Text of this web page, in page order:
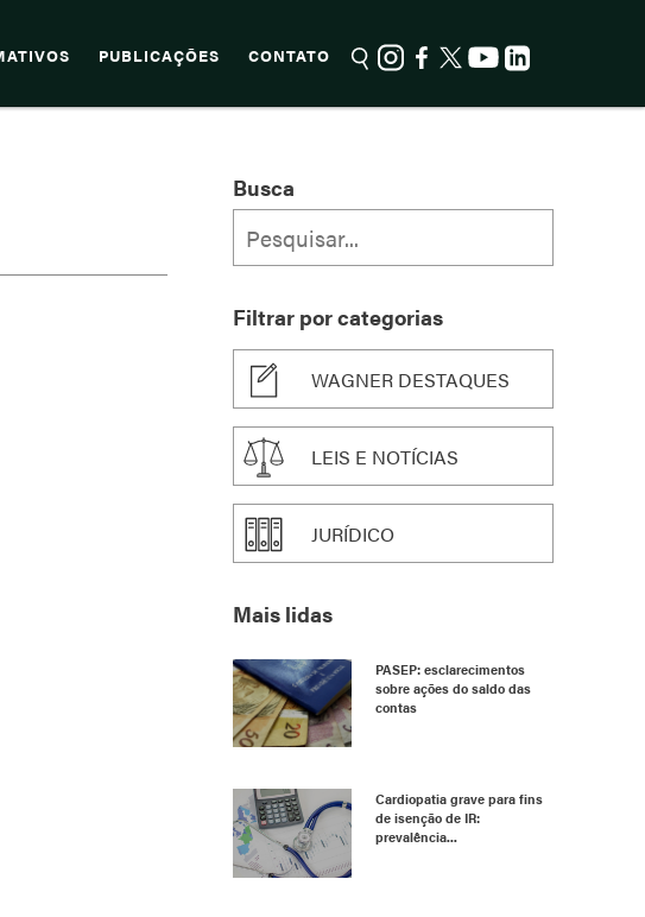
PUBLICAÇÕES CONTATO
Busca
Filtrar por categorias
WAGNER DESTAQUES
LEIS E NOTÍCIAS
JURÍDICO
Mais lidas
PASEP: esclarecimentos
sobre ações do saldo das
contas
Cardiopatia grave para fins
de isenção de IR:
prevalência...